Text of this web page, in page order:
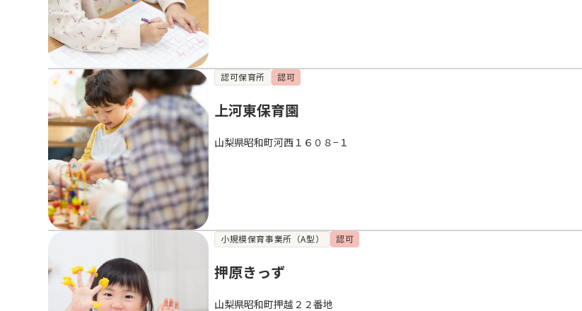
認可保育所 認可
上河東保育園
山梨県昭和町河西１６０８−１
小規模保育事業所（A型） 認可
押原きっず
山梨県昭和町押越２２番地